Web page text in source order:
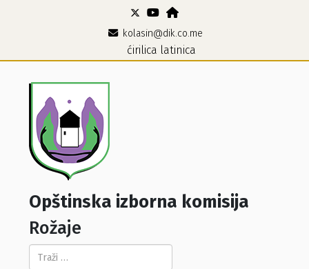
kolasin@dik.co.me
ćirilica latinica
Opštinska izborna komisija
Rožaje
Pretraga...